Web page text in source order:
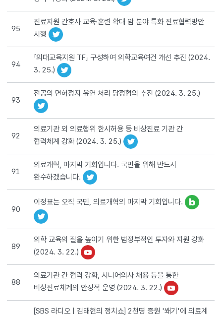
95
진료지원 간호사 교육·훈련 확대 암 분야 특화 진료협력방안
시행
94
「의대교육지원 TF」 구성하여 의학교육여건 개선 추진 (2024.
3. 25.)
93
전공의 면허정지 유연 처리 당정협의 추진 (2024. 3. 25.)
92
의료기관 외 의료행위 한시허용 등 비상진료 기관 간
협력체계 강화 (2024. 3. 25.)
91
의료개혁, 마지막 기회입니다. 국민을 위해 반드시
완수하겠습니다.
90
이정표는 오직 국민, 의료개혁의 마지막 기회입니다.
89
의학 교육의 질을 높이기 위한 범정부적인 투자와 지원 강화
(2024. 3. 22.)
88
의료기관 간 협력 강화, 시니어의사 채용 등을 통한
비상진료체계의 안정적 운영 (2024. 3. 22.)
[SBS 라디오ㅣ김태현의 정치쇼] 2천명 증원 '쐐기'에 의료계